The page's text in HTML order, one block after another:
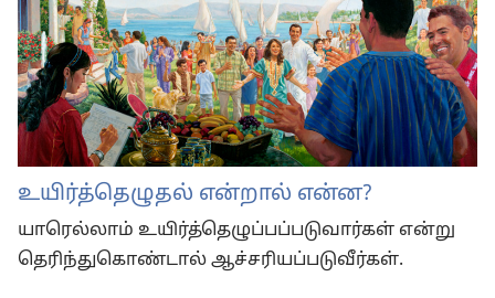
உயிர்த்தெழுதல் என்றால் என்ன?
யாரெல்லாம் உயிர்த்தெழுப்பப்படுவார்கள் என்று
தெரிந்துகொண்டால் ஆச்சரியப்படுவீர்கள்.